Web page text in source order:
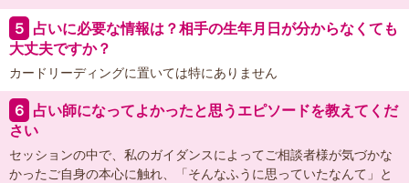
５ 占いに必要な情報は？相手の生年月日が分からなくても
大丈夫ですか？
カードリーディングに置いては特にありません
６ 占い師になってよかったと思うエピソードを教えてくだ
さい
セッションの中で、私のガイダンスによってご相談者様が気づかな
かったご自身の本心に触れ、「そんなふうに思っていたなんて」と